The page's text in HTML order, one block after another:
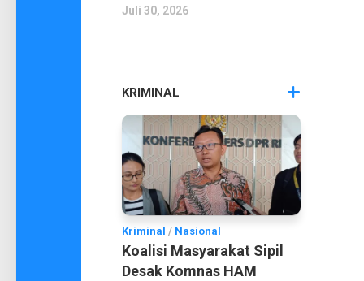
Juli 30, 2026
KRIMINAL
Kriminal / Nasional
Koalisi Masyarakat Sipil
Desak Komnas HAM